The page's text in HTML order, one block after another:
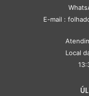
E-mail :
Local